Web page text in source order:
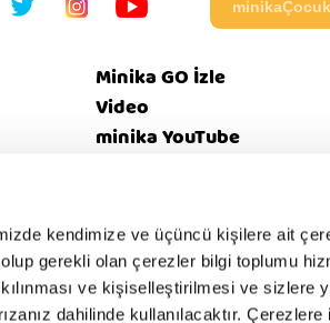
kendimize ve üçüncü kişilere ait
gerekli olan çerezler bilgi toplumu
ve kişiselleştirilmesi ve sizlere
dahilinde kullanılacaktır.
Minika GO İzle
Video
minika YouTube
Veri
Bize
Ulaşın
Künye